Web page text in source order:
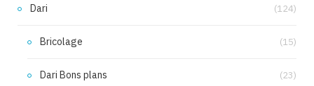
Dari (124)
Bricolage (15)
Dari Bons plans (23)